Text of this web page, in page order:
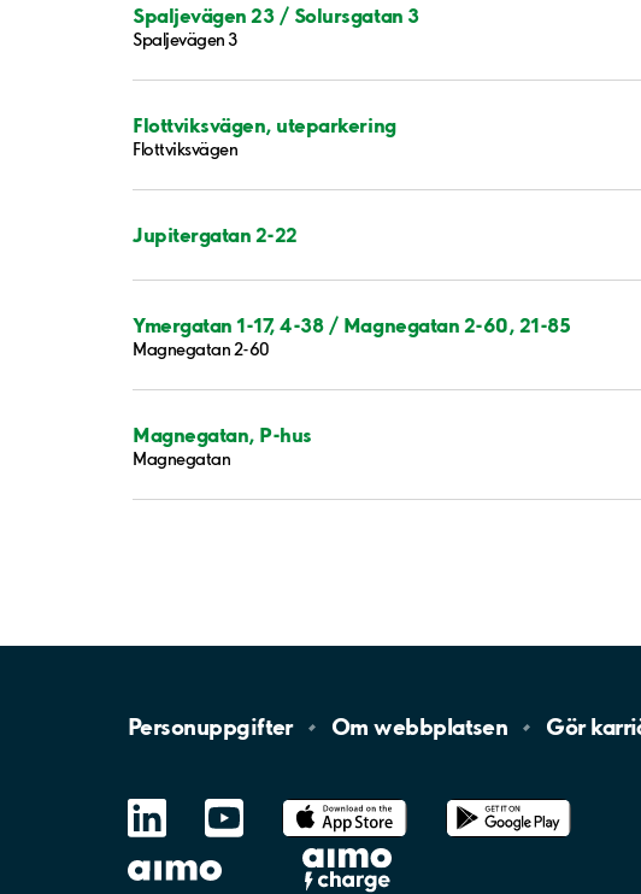
Spaljevägen 23 / Solursgatan 3
Spaljevägen 3
Flottviksvägen, uteparkering
Flottviksvägen
Jupitergatan 2-22
Ymergatan 1-17, 4-38 / Magnegatan 2-60, 21-85
Magnegatan 2-60
Magnegatan, P-hus
Magnegatan
Personuppgifter Omwebbplatsen Gör